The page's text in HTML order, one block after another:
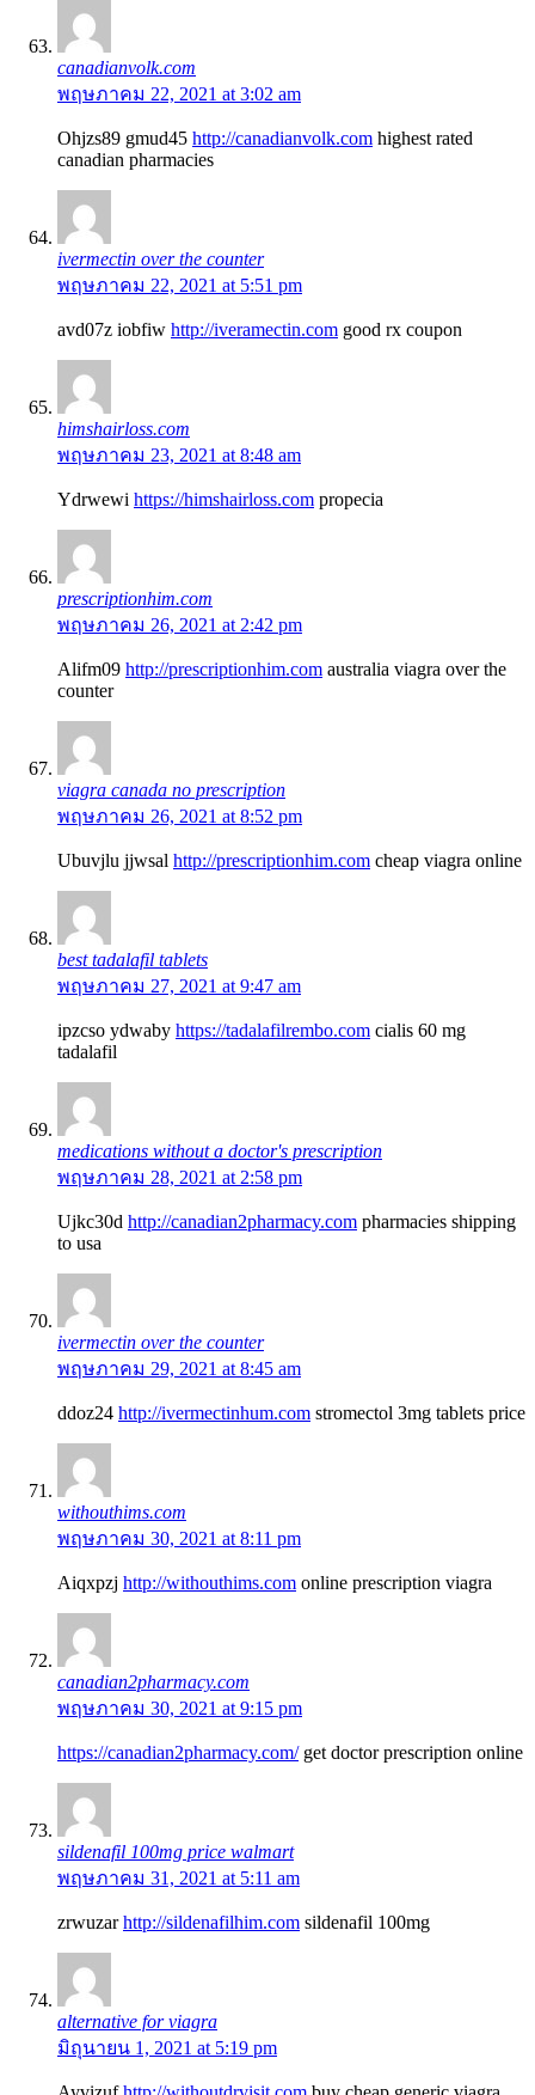
canadianvolk.com
พฤษภาคม 22, 2021 at 3:02 am
Ohjzs89 gmud45 http://canadianvolk.com highest rated
canadian pharmacies
ivermectin over the counter
พฤษภาคม 22, 2021 at 5:51 pm
avd07z iobfiw http://iveramectin.com good rx coupon
himshairloss.com
พฤษภาคม 23, 2021 at 8:48 am
Ydrwewi https://himshairloss.com propecia
prescriptionhim.com
พฤษภาคม 26, 2021 at 2:42 pm
Alifm09 http://prescriptionhim.com australia viagra over the
counter
viagra canada no prescription
พฤษภาคม 26, 2021 at 8:52 pm
Ubuvjlu jjwsal http://prescriptionhim.com cheap viagra online
best tadalafil tablets
พฤษภาคม 27, 2021 at 9:47 am
ipzcso ydwaby https://tadalafilrembo.com cialis 60 mg
tadalafil
medications without a doctor's prescription
พฤษภาคม 28, 2021 at 2:58 pm
Ujkc30d http://canadian2pharmacy.com pharmacies shipping
to usa
ivermectin over the counter
พฤษภาคม 29, 2021 at 8:45 am
ddoz24 http://ivermectinhum.com stromectol 3mg tablets price
withouthims.com
พฤษภาคม 30, 2021 at 8:11 pm
Aiqxpzj http://withouthims.com online prescription viagra
canadian2pharmacy.com
พฤษภาคม 30, 2021 at 9:15 pm
https://canadian2pharmacy.com/get doctor prescription online
sildenafil 100mg price walmart
พฤษภาคม 31, 2021 at 5:11 am
zrwuzarhttp://sildenafilhim.com sildenafil 100mg
alternative for viagra
มิถุนายน 1, 2021 at 5:19 pm